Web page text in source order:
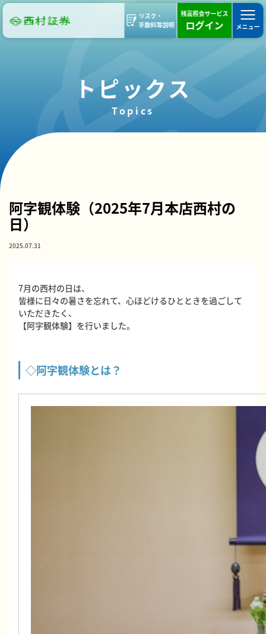
リスク・
手数料等説明
残高照会サービス
ログイン メニュー
トピックス
Topics
阿字観体験（2025年7月本店西村の
日）
2025.07.31
7月の西村の日は、
皆様に日々の暑さを忘れて、心ほどけるひとときを過ごして
いただきたく、
【阿字観体験】を行いました。
◇阿字観体験とは？